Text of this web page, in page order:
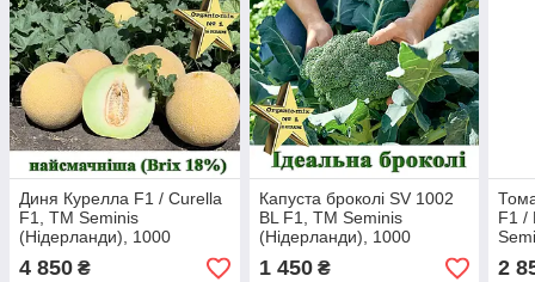
Диня Курелла F1 / Curella
F1, ТМ Seminis
(Нідерланди), 1000
насінин
4 850 ₴
Капуста броколі SV 1002
BL F1, ТМ Seminis
(Нідерланди), 1000
насінин
1 450₴
F1 /
2